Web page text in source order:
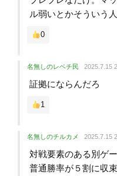
ル弱いとかそういう
0
名無しのレベチ民 2025.7.15
証拠にならんだろ
1
名無しのチルカメ 2025.7.15
対戦要素のある別ゲ
普通勝率が５割に収